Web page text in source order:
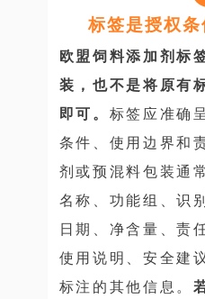
标签是授权
欧盟饲料添加剂标
装，也不是将原有
即可。 标签应准确
条件、使用边界和
剂或预混料包装通
名称、功能组、识
日期、净含量、责
使用说明、安全建
标注的其他信息。